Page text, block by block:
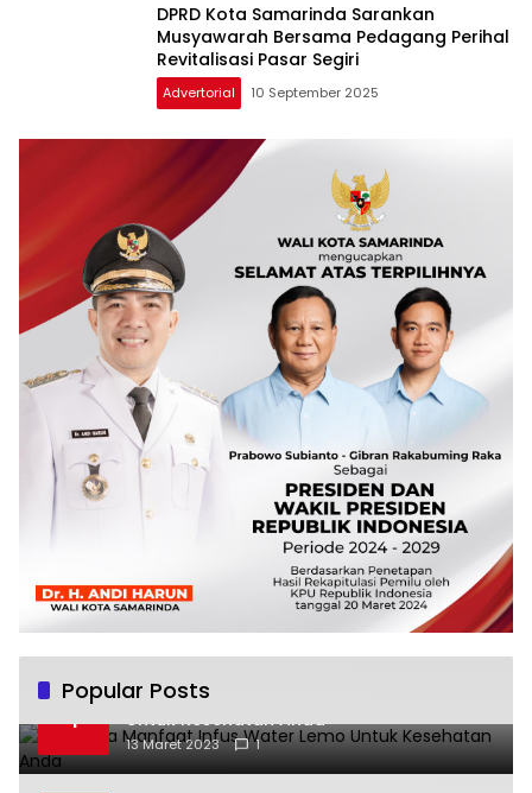
DPRD Kota Samarinda Sarankan
Musyawarah Bersama Pedagang Perihal
Revitalisasi Pasar Segiri
Advertorial 10 September 2025
Popular Posts
1
Beberapa Manfaat Infus Water Lemo
Untuk Kesehatan Anda
13 Maret 2023 1